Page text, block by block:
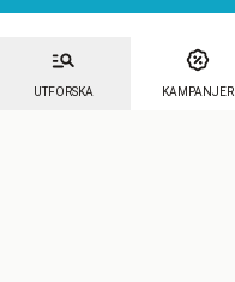
UTFORSKA KAMPANJER